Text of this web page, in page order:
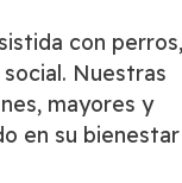
con perros,
Nuestras
mayores y
en su